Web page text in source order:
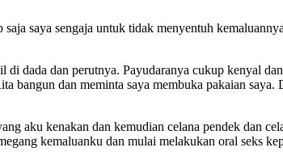
saya sengaja untuk tidak menyentuh
dada dan perutnya. Payudaranya cukup kenyal
dan meminta saya membuka pakaian saya.
aku kenakan dan kemudian celana pendek dan
kemaluanku dan mulai melakukan oral seks